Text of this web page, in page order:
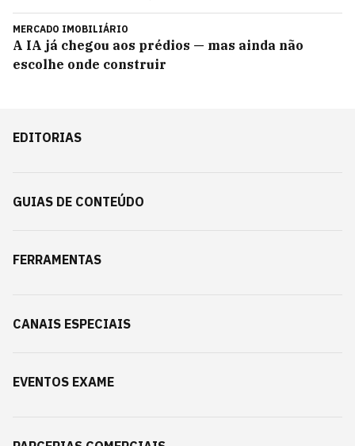
MERCADO IMOBILIÁRIO
A IA já chegou aos prédios — mas ainda não
escolhe onde construir
EDITORIAS
GUIAS DE CONTEÚDO
FERRAMENTAS
CANAIS ESPECIAIS
EVENTOS EXAME